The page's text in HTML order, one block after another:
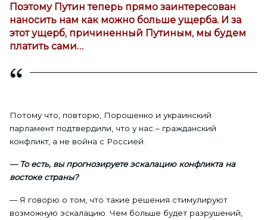
Поэтому Путин теперь прямо заинтересован
наносить нам как можно больше ущерба. И за
этот ущерб, причиненный Путиным, мы будем
платить сами…
Потому что, повторю, Порошенко и украинский
парламент подтвердили, что у нас – гражданский
конфликт, а не война с Россией.
— То есть, вы прогнозируете эскалацию конфликта на
востоке страны?
— Я говорю о том, что такие решения стимулируют
возможную эскалацию. Чем больше будет разрушений,